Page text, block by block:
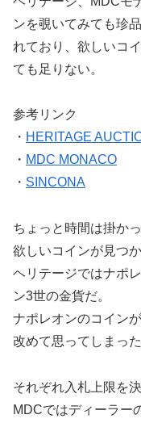
ンを覗いてみても珍
れており、欲しいコ
ても足りない。
参考リンク
・ HERITAGE
・ MDC MONACO
・ SINCONA
ちょっと時間は掛か
欲しいコインが見つか
ヘリテージではナポ
ン3世の金貨だ。
ナポレオンのコイン
改めて思ってしまった
それぞれ入札上限を
MDCではディーラー